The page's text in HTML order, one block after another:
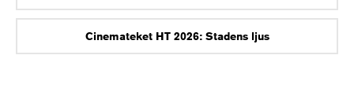
Cinemateket HT 2026: Stadens ljus